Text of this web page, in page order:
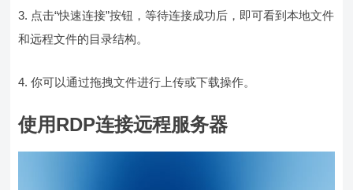
3. 点击“快速连接”按钮，等待连接成功后，即可看到本地文件
和远程文件的目录结构。
4. 你可以通过拖拽文件进行上传或下载操作。
使用RDP连接远程服务器